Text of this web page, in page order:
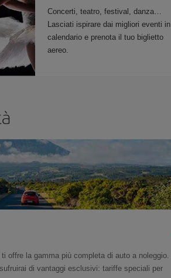
Concerti, teatro, festival, danza…
Lasciati ispirare dai migliori eventi in
calendario e prenota il tuo biglietto
aereo.
, ti offre la gamma più completa di auto a noleggio.
di vantaggi esclusivi: tariffe speciali per